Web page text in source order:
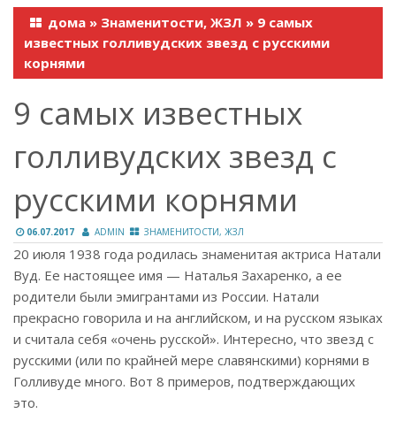
дома » Знаменитости, ЖЗЛ » 9 самых
известных голливудских звезд с русскими
корнями
9 самых известных
голливудских звезд с
русскими корнями
06.07.2017 ADMIN ЗНАМЕНИТОСТИ, ЖЗЛ
20 июля 1938 года родилась знаменитая актриса Натали
Вуд. Ее настоящее имя — Наталья Захаренко, а ее
родители были эмигрантами из России. Натали
прекрасно говорила и на английском, и на русском языках
и считала себя «очень русской». Интересно, что звезд с
русскими (или по крайней мере славянскими) корнями в
Голливуде много. Вот 8 примеров, подтверждающих
это.